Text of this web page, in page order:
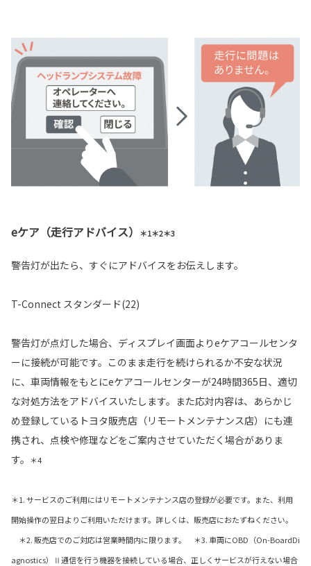
eケア（走行アドバイス） ＊1＊2＊3
警告灯が出たら、すぐにアドバイスをお伝えします。
T-Connect スタンダード(22)
警告灯が点灯した場合、ディスプレイ画面よりeケアコールセンタ
ーに接続が可能です。このまま走行を続けられるか不安な状況
に、車両情報をもとにeケアコールセンターが24時間365日、適切
な対処方法をアドバイスいたします。また応対内容は、あらかじ
め登録しているトヨタ販売店（リモートメンテナンス店）にも連
携され、点検や修理などをご案内させていただく場合がありま
す。
＊4
＊1. サービスのご利用にはリモートメンテナンス店の登録が必要です。また、利用
開始操作の翌日よりご利用いただけます。詳しくは、販売店におたずねください。
＊2. 販売店でのご対応は営業時間内に限ります。 ＊3. 車両にOBD（On-BoardDi
agnostics）Ⅱ通信を行う機器を接続している場合、正しくサービスが行えない場合